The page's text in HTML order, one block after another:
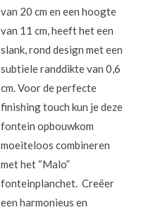
van 20 cm en een hoogte
van 11 cm, heeft het een
slank, rond design met een
subtiele randdikte van 0,6
cm. Voor de perfecte
finishing touch kun je deze
fontein opbouwkom
moeiteloos combineren
met het “Malo”
fonteinplanchet. Creëer
een harmonieus en